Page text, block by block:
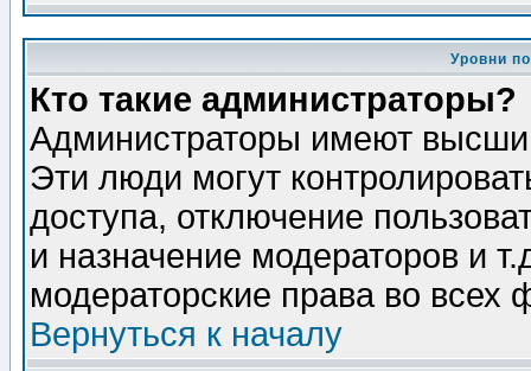
Уровни
Кто такие администраторы?
Администраторы имеют
Эти люди могут
доступа, отключение
и назначение модераторов и
модераторские права во всех
Вернуться к началу